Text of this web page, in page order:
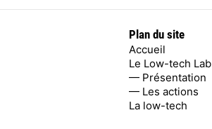
Plan du site
Accueil
Le Low-tech Lab
— Présentation
— Les actions
La low-tech